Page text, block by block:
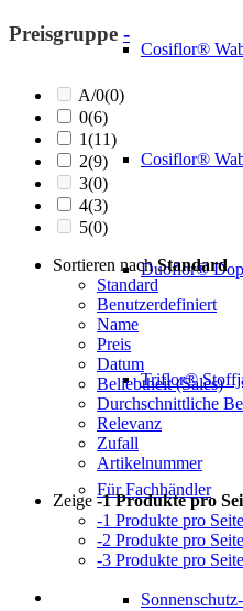
Cosiflor®
Cosiflor®
Duoflor®
Triflor®
Für Fachhändler
Preisgruppe -
A/0(0)
0(6)
1(11)
2(9)
3(0)
4(3)
5(0)
Sortieren nachStandard
Standard
Benutzerdefiniert
Name
Preis
Datum
Beliebtheit (Sales)
Durchschnittliche
Relevanz
Zufall
Artikelnummer
Zeige -1 Produkte pro
-1 Produkte pro Seite
-2 Produkte pro Seite
-3 Produkte pro Seite